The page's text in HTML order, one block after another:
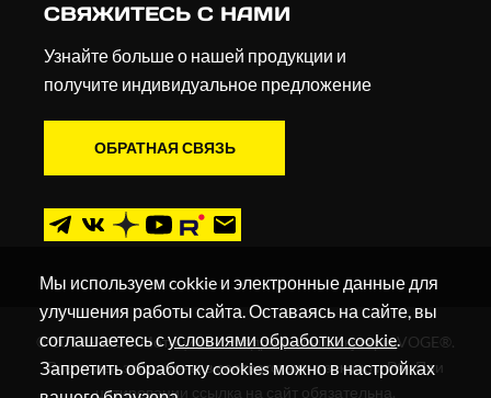
СВЯЖИТЕСЬ С НАМИ
Узнайте больше о нашей продукции и
получите индивидуальное предложение
ОБРАТНАЯ СВЯЗЬ
© 2019 - 2026. Мотоциклы, квадроциклы и скутеры VOGE®.
Все права защищены в соответствии с законом РФ. При
цитировании ссылка на сайт обязательна.
Мы используем cokkie и электронные данные для
улучшения работы сайта. Оставаясь на сайте, вы
соглашаетесь сусловиями обработки cookie.
Запретить обработку cookies можно в настройках